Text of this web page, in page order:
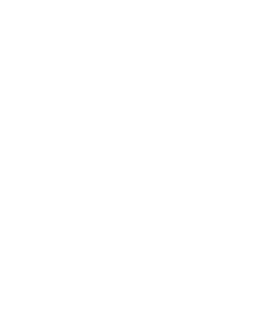
Gästefarmen mit feinem
Safaris & Aktivitäten und
haben. Eine echte
Sie dann
Unterkünften steht
der Gastgeber genutzt.
das Reisebudget
container iframe {